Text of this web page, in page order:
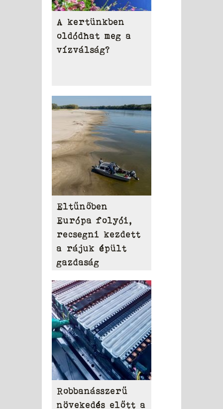
A kertünkben
oldódhat meg a
vízválság?
Eltűnőben
Európa folyói,
recsegni kezdett
a rájuk épült
gazdaság
Robbanásszerű
növekedés előtt a